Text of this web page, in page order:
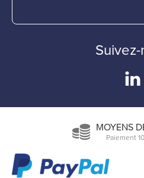
MOYENS
Paiement